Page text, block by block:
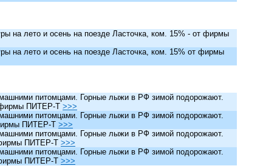
на лето и осень на поезде Ласточка, ком. 15% - от фирмы
на лето и осень на поезде Ласточка, ком. 15% от фирмы
питомцами. Горные лыжи в РФ зимой подорожают.
фирмы ПИТЕР-Т >>>
питомцами. Горные лыжи в РФ зимой подорожают.
ПИТЕР-Т >>>
питомцами. Горные лыжи в РФ зимой подорожают.
ПИТЕР-Т >>>
питомцами. Горные лыжи в РФ зимой подорожают.
ПИТЕР-Т >>>